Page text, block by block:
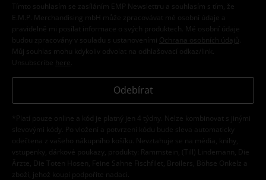
Tímto souhlasím se zasíláním EMP Newslettru a souhlasím s tím, že
E.M.P. Merchandising mbH může zpracovávat mé osobní údaje a
pravidelně mi posílat informace o svých produktech. Mé osobní údaje
budou zpracovány v souladu s ustanoveními
Ochrana osobních údajů
Můj souhlas mohu kdykoliv odvolat na odhlašovací odkaz/link.
Unsubscribe here
Odebírat
*Platí pouze online a kód je platný jen 4 týdny. Nelze kombinovat s jinými
slevovými kódy. Po vložení a potvrzení kódu bude sleva automaticky
odečtena z vašeho nákupního košíku. Nevztahuje se na média, knihy,
vstupenky, dárkové poukazy, produkty: Rammstein, (Till) Lindemann, Die
Ärzte, Die Toten Hosen, Feine Sahne Fischfilet, Broilers, Böhse Onkelz a
zboží, jehož koupí podpoříte nadaci.